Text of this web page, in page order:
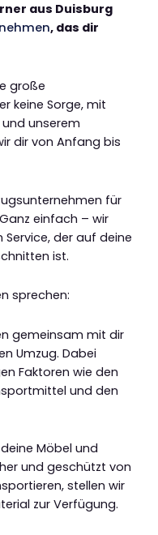
aus Duisburg
, das dir
große
keine Sorge, mit
unserem
dir von Anfang bis
für
einfach – wir
der auf deine
ist.
sprechen:
gemeinsam mit dir
Umzug. Dabei
Faktoren wie den
und den
Möbel und
und geschützt von
stellen wir
zur Verfügung.